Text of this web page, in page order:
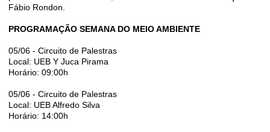
Fábio Rondon.
PROGRAMAÇÃO SEMANA DO MEIO AMBIENTE
05/06 - Circuito de Palestras
Local: UEB Y Juca Pirama
Horário: 09:00h
05/06 - Circuito de Palestras
Local: UEB Alfredo Silva
Horário: 14:00h